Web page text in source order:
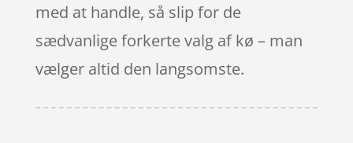
med at handle, så slip for de
sædvanlige forkerte valg af kø – man
vælger altid den langsomste.